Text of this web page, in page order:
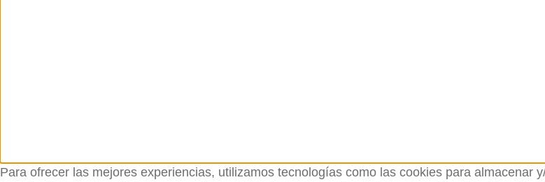
Para ofrecer las mejores experiencias, utilizamos tecnologías como las cookies para